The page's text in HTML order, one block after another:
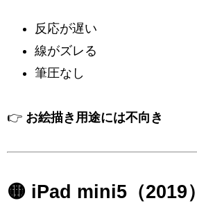
反応が遅い
線がズレる
筆圧なし
👉 お絵描き用途には不向き
🟡 iPad mini5（2019）